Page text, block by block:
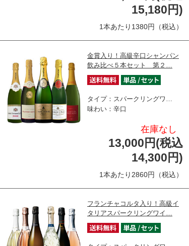
15,180円)
1本あたり1380円（税込）
金賞入り！高級辛口シャンパン
飲み比べ５本セット 第２…
タイプ：スパークリングワ…
味わい：辛口
在庫なし
13,000円(税込
14,300円)
1本あたり2860円（税込）
フランチャコルタ入り！高級イ
タリアスパークリングワイ…